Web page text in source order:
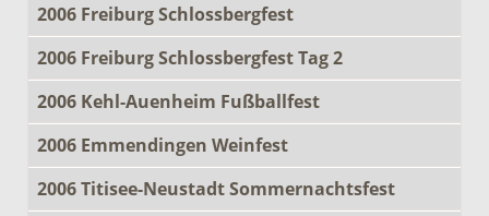
2006 Freiburg Schlossbergfest
2006 Freiburg Schlossbergfest Tag 2
2006 Kehl-Auenheim Fußballfest
2006 Emmendingen Weinfest
2006 Titisee-Neustadt Sommernachtsfest